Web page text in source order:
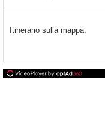
Itinerario sulla mappa: